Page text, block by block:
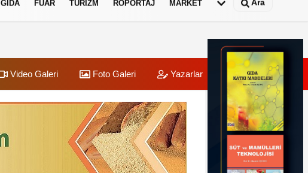
GIDA FUAR TURIZM RÖPORTAJ MARKET Ara
Video Galeri Foto Galeri Yazarlar Üye Paneli